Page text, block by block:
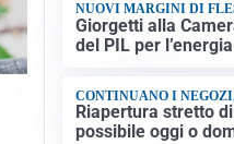
NUOVI MARGINI DI
Giorgetti alla
del PIL per
CONTINUANO I
Riapertura stretto
possibile oggi o